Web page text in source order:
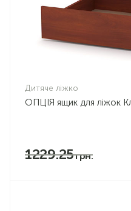
Дитяче ліжко
ОПЦІЯ ящик для ліжок
1229.25